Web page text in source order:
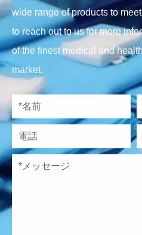
wide range of products to
to reach out to us for more
of the finest medical and
market.